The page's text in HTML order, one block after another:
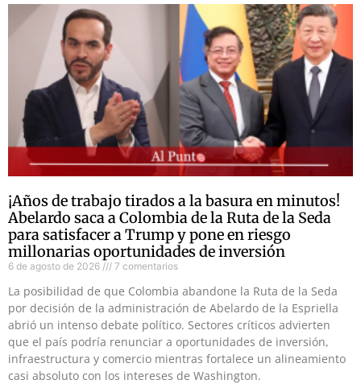
¡Años de trabajo tirados a la basura en minutos!
Abelardo saca a Colombia de la Ruta de la Seda
para satisfacer a Trump y pone en riesgo
millonarias oportunidades de inversión
6 de agosto de 2026 7 comentarios
La posibilidad de que Colombia abandone la Ruta de la Seda
por decisión de la administración de Abelardo de la Espriella
abrió un intenso debate político. Sectores críticos advierten
que el país podría renunciar a oportunidades de inversión,
infraestructura y comercio mientras fortalece un alineamiento
casi absoluto con los intereses de Washington.